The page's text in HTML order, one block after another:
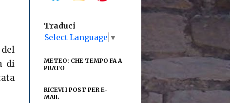
di
Traduci
Select Language ▼
METEO: CHE TEMPO FA A
PRATO
RICEVI I POST PER E-
MAIL